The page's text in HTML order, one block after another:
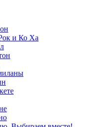
и Ко Ха